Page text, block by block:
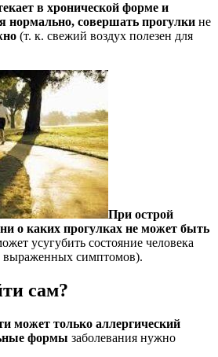
в хронической форме и
нормально, совершать прогулки не
(т. к. свежий воздух полезен для
При острой
ни о каких прогулках не может быть
усугубить состояние человека
выраженных симптомов).
сам?
может только аллергический
формы заболевания нужно